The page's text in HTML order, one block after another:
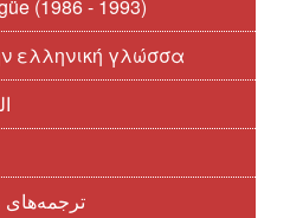
(1986 - 1993)
ελληνική γλώσσα
ترجمه‌های